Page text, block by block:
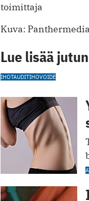
toimittaja
Kuva: Panthermedia
Lue lisää
IHOTAUDITIHOVOIDE